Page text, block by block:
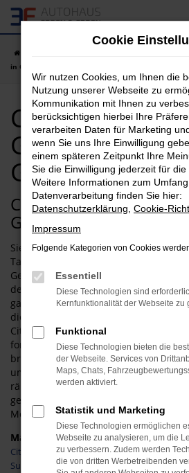
Zum
Hauptinhalt
in Gießen günstig kaufen
Citroen C3
Gießen
Citroen C3: als
Gießen besonders
Sie möchten für Ihre Mobilität in
Tasche greifen? Dann empfehlen wir
Gebrauchtwagen. Das Modell ist
dem Markt und hat bislang in allen
ganz überzeugt. Kennzeichnend sind
die technischen Details, die auch bei
Citroen C3 voll und ganz auf Höhe der
formuliert, bleiben so gut wie keine
brauchen zudem nicht allzu viel Geld
um mit einem Citroen C3 in Gießen
räumen Ihnen weitreichende
gerne auch in Form einer
Monatsraten entgegen.
Marken
Citroen
Suzuki
Cookie
Wir nutzen Cookies, um Ihnen die
Nutzung unserer Webseite zu
Kommunikation mit Ihnen zu
berücksichtigen hierbei Ihre
verarbeiten Daten für Marketing
wenn Sie uns Ihre Einwilligung
einem späteren Zeitpunkt Ihre
Sie die Einwilligung jederzeit für die
Weitere Informationen zum
Datenverarbeitung finden Sie hier:
Datenschutzerklärung Cookie-
Impressum
Folgende Kategorien von Cookies
Essentiell
Diese Technologien sind
Kernfunktionalität der Webseite zu
Funktional
Diese Technologien bieten die
der Webseite. Services von
Maps, Chats,
werden aktiviert.
Statistik und Marketing
Diese Technologien ermöglichen
Webseite zu analysieren, um die
zu verbessern. Zudem werden
die von dritten Werbetreibenden